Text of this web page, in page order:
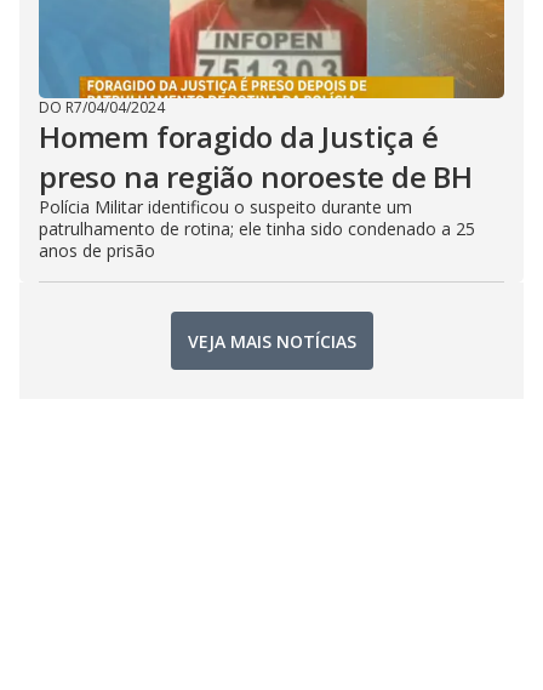
DO R7/04/04/2024
Homem foragido da Justiça é
preso na região noroeste de BH
Polícia Militar identificou o suspeito durante um
patrulhamento de rotina; ele tinha sido condenado a 25
anos de prisão
VEJA MAIS NOTÍCIAS